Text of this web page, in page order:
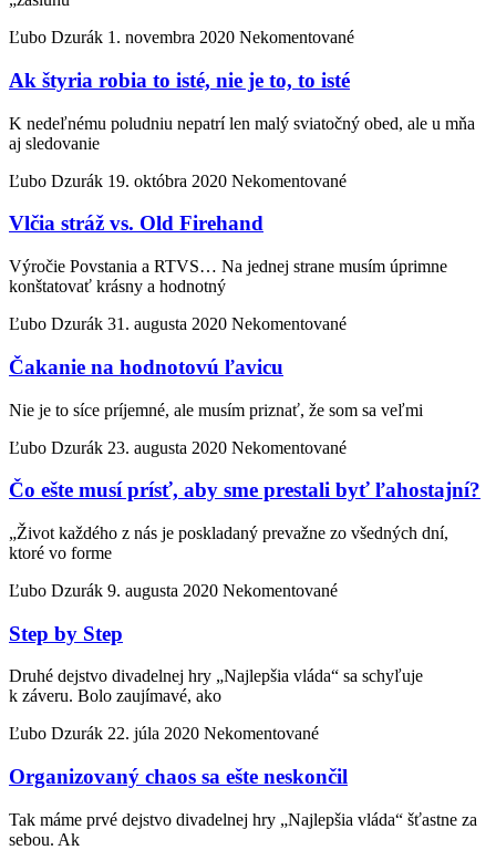
Ľubo Dzurák 1. novembra 2020 Nekomentované
Ak štyria robia to isté, nie je to, to isté
K nedeľnému poludniu nepatrí len malý sviatočný obed, ale u mňa
aj sledovanie
Ľubo Dzurák 19. októbra 2020 Nekomentované
Vlčia stráž vs. Old Firehand
Výročie Povstania a RTVS… Na jednej strane musím úprimne
konštatovať krásny a hodnotný
Ľubo Dzurák 31. augusta 2020 Nekomentované
Čakanie na hodnotovú ľavicu
Nie je to síce príjemné, ale musím priznať, že som sa veľmi
Ľubo Dzurák 23. augusta 2020 Nekomentované
Čo ešte musí prísť, aby sme prestali byť ľahostajní?
„Život každého z nás je poskladaný prevažne zo všedných dní,
ktoré vo forme
Ľubo Dzurák 9. augusta 2020 Nekomentované
Step by Step
Druhé dejstvo divadelnej hry „Najlepšia vláda“ sa schyľuje
k záveru. Bolo zaujímavé, ako
Ľubo Dzurák 22. júla 2020 Nekomentované
Organizovaný chaos sa ešte neskončil
Tak máme prvé dejstvo divadelnej hry „Najlepšia vláda“ šťastne za
sebou. Ak